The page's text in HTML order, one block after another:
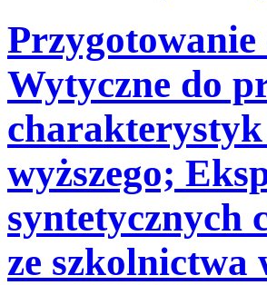
Wytyczne do
wyższego;
syntetycznych
ze szkolnictwa